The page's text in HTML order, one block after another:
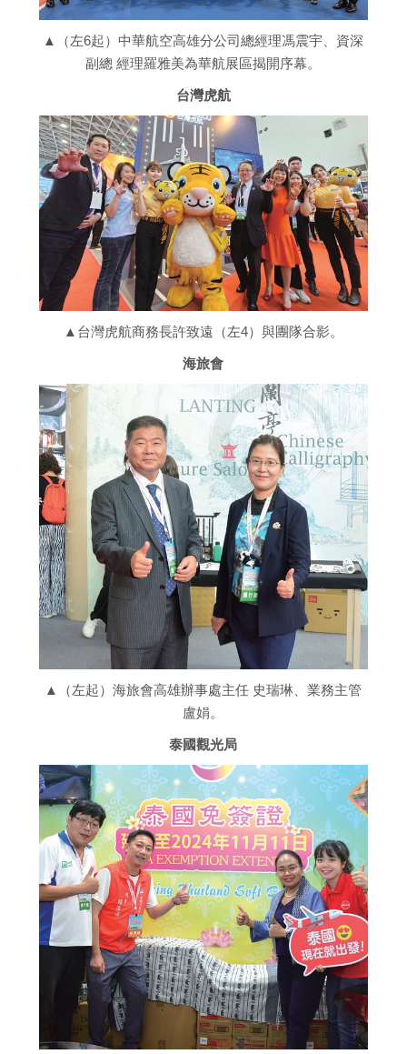
▲（左6起）中華航空高雄分公司總經理馮震宇、資深
副總 經理羅雅美為華航展區揭開序幕。
台灣虎航
▲台灣虎航商務長許致遠（左4）與團隊合影。
海旅會
▲（左起）海旅會高雄辦事處主任 史瑞琳、業務主管
盧娟。
泰國觀光局